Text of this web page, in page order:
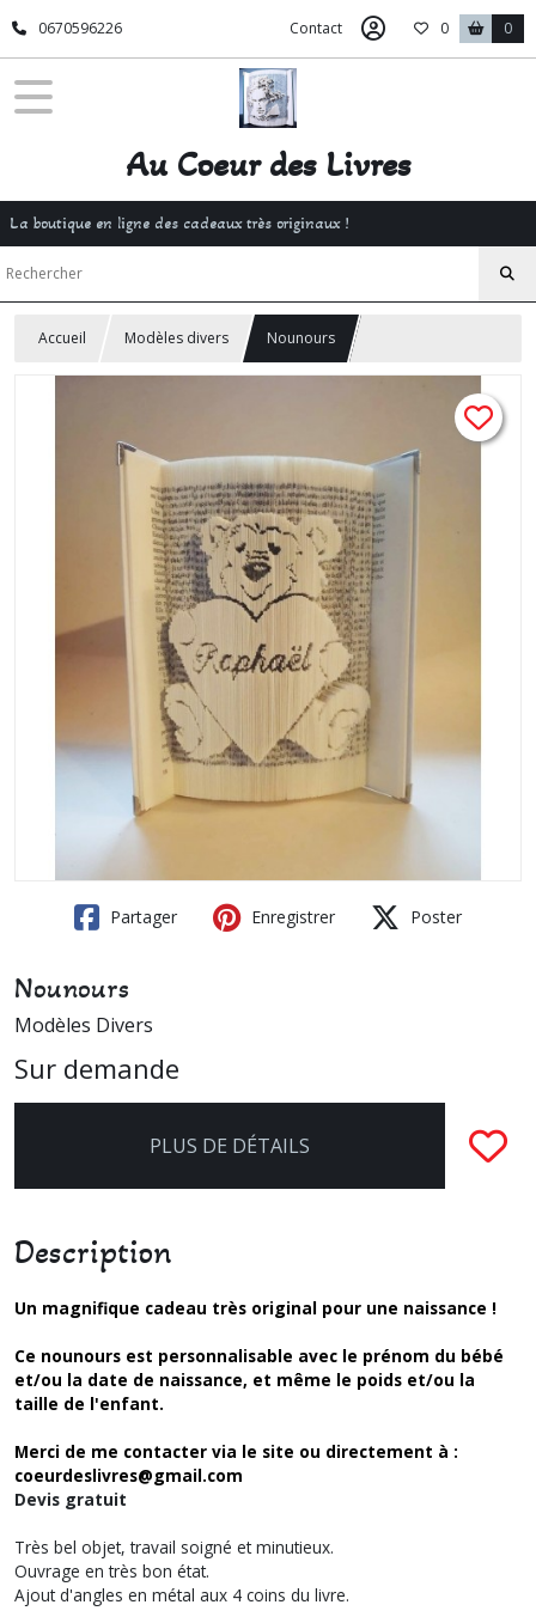
0670596226 Contact 0 0
Au Coeur des Livres
La boutique en ligne des cadeaux très originaux !
Accueil Modèles divers Nounours
Partager Enregistrer Poster
Nounours
Modèles Divers
Sur demande
PLUS DE DÉTAILS
Description
Un magnifique cadeau très original pour une naissance !
Ce nounours est personnalisable avec le prénom du bébé
et/ou la date de naissance, et même le poids et/ou la
taille de l'enfant.
Merci de me contacter via le site ou directement à :
coeurdeslivres@gmail.com
Devis gratuit
Très bel objet, travail soigné et minutieux.
Ouvrage en très bon état.
Ajout d'angles en métal aux 4 coins du livre.